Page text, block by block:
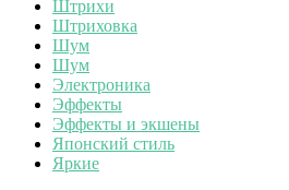
Штрихи
Штриховка
Шум
Шум
Электроника
Эффекты
Эффекты и экшены
Японский стиль
Яркие